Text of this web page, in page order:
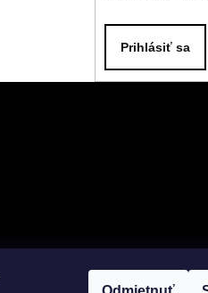
Prihlásiť sa